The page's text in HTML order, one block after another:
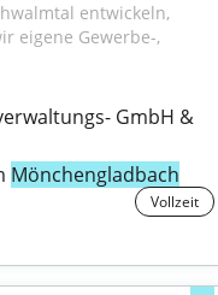
entwickeln,
eigene Gewerbe-,
GmbH &
Mönchengladbach
Vollzeit